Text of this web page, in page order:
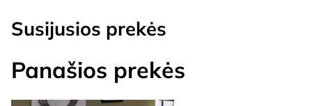
Susijusios prekės
Panašios prekės